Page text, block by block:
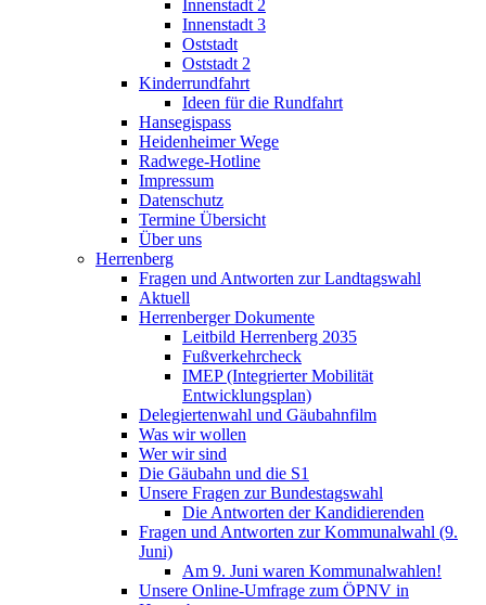
Innenstadt 2
Innenstadt 3
Oststadt
Oststadt 2
Kinderrundfahrt
Ideen für die Rundfahrt
Hansegispass
Heidenheimer Wege
Radwege-Hotline
Impressum
Datenschutz
Termine Übersicht
Über uns
Herrenberg
Fragen und Antworten zur Landtagswahl
Aktuell
Herrenberger Dokumente
Leitbild Herrenberg 2035
Fußverkehrcheck
IMEP (Integrierter Mobilität
Entwicklungsplan)
Delegiertenwahl und Gäubahnfilm
Was wir wollen
Wer wir sind
Die Gäubahn und die S1
Unsere Fragen zur Bundestagswahl
Die Antworten der Kandidierenden
Fragen und Antworten zur Kommunalwahl (9.
Juni)
Am 9. Juni waren Kommunalwahlen!
Unsere Online-Umfrage zum ÖPNV in